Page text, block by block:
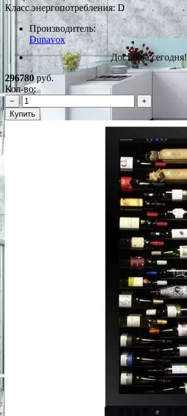
Класс энергопотребления: D
Производитель:
Dunavox
Доставка сегодня!
296780 руб.
Кол-во:
−
+
Купить